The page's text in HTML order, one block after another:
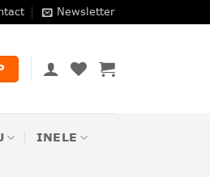
Newsletter
INELE